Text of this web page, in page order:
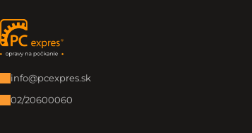
Zápätie
info@pcexpres.sk
02/20600060